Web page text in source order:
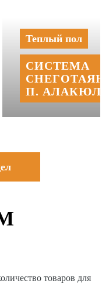
Теплый пол
СИСТЕМА
П.
товаров для